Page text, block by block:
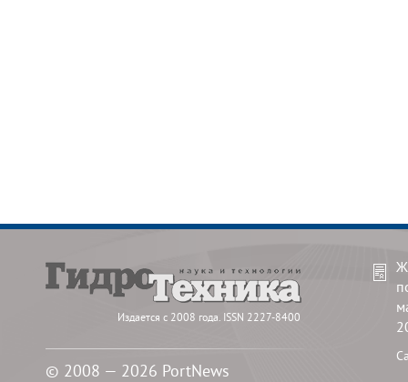
Издается с 2008 года. ISSN 2227-8400
© 2008 — 2026 PortNews